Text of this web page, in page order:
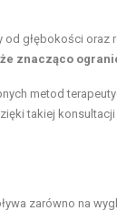
głębokości
znacząco
metod
takiej
zarówno na